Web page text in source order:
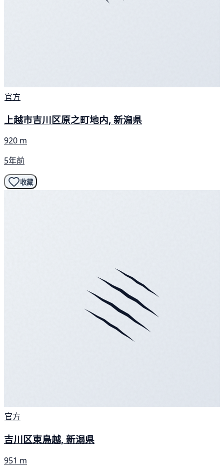
官方
上越市吉川区原之町地内, 新潟県
920 m
5年前
收藏
官方
吉川区東鳥越, 新潟県
951 m